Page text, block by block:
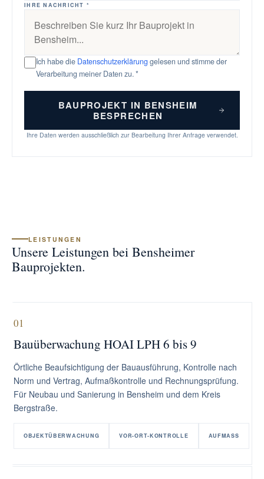
IHRE NACHRICHT *
Ich habe die Datenschutzerklärung gelesen und stimme der
Verarbeitung meiner Daten zu. *
BAUPROJEKT IN BENSHEIM
BESPRECHEN
Ihre Daten werden ausschließlich zur Bearbeitung Ihrer Anfrage verwendet.
LEISTUNGEN
Unsere Leistungen bei Bensheimer
Bauprojekten.
01
Bauüberwachung HOAI LPH 6 bis 9
Örtliche Beaufsichtigung der Bauausführung, Kontrolle nach
Norm und Vertrag, Aufmaßkontrolle und Rechnungsprüfung.
Für Neubau und Sanierung in Bensheim und dem Kreis
Bergstraße.
OBJEKTÜBERWACHUNG VOR-ORT-KONTROLLE AUFMASS